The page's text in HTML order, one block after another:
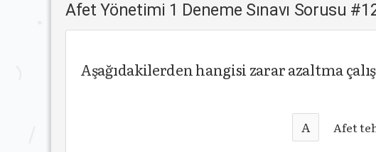
Afet Yönetimi 1 Deneme Sınavı Sorusu
Aşağıdakilerden hangisi zarar azaltma
A Afet